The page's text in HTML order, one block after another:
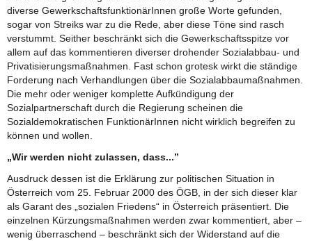
diverse GewerkschaftsfunktionärInnen große Worte gefunden,
sogar von Streiks war zu die Rede, aber diese Töne sind rasch
verstummt. Seither beschränkt sich die Gewerkschaftsspitze vor
allem auf das kommentieren diverser drohender Sozialabbau- und
Privatisierungsmaßnahmen. Fast schon grotesk wirkt die ständige
Forderung nach Verhandlungen über die Sozialabbaumaßnahmen.
Die mehr oder weniger komplette Aufkündigung der
Sozialpartnerschaft durch die Regierung scheinen die
Sozialdemokratischen FunktionärInnen nicht wirklich begreifen zu
können und wollen.
„Wir werden nicht zulassen, dass...”
Ausdruck dessen ist die Erklärung zur politischen Situation in
Österreich vom 25. Februar 2000 des ÖGB, in der sich dieser klar
als Garant des „sozialen Friedens“ in Österreich präsentiert. Die
einzelnen Kürzungsmaßnahmen werden zwar kommentiert, aber –
wenig überraschend – beschränkt sich der Widerstand auf die